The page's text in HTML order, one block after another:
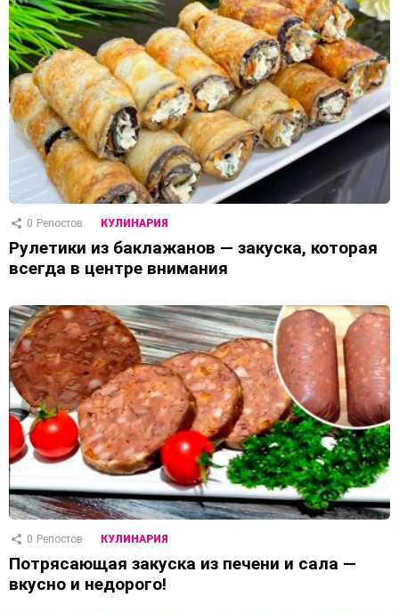
0 Репостов КУЛИНАРИЯ
Рулетики из баклажанов — закуска, которая
всегда в центре внимания
0 Репостов КУЛИНАРИЯ
Потрясающая закуска из печени и сала —
вкусно и недорого!